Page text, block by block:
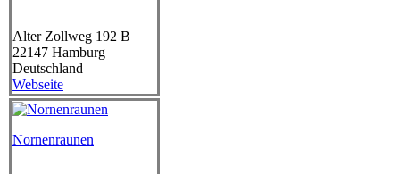
Alter Zollweg 192 B
22147 Hamburg
Deutschland
Webseite
Nornenraunen